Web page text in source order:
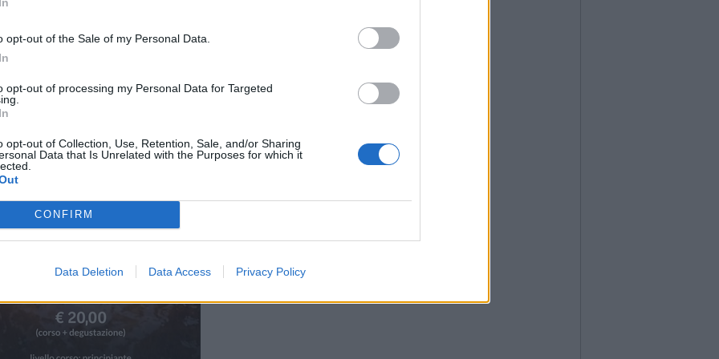
opt-out of the Sale of my Personal Data.
opt-out of processing my Personal Data for Targeted
opt-out of Collection, Use, Retention, Sale, and/or Sharing
Data that Is Unrelated with the Purposes for which it
CONFIRM
Data Deletion Data Access Privacy Policy